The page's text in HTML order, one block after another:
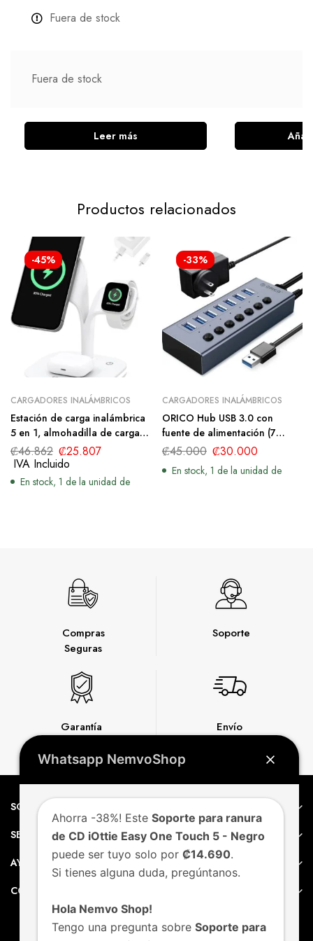
Fuera de stock
Fuera de stock
Leer más
Productos relacionados
-45%
CARGADORES INALÁMBRICOS
Estación de carga inalámbrica
5 en 1, almohadilla de carga
rápida de 15 W para Apple
iWatch AirPods iPhone y Qi &
MagSafe compatible con
múltiples dispositivos,
₡46.862 ₡25.807
IVA Incluido
En stock, 1 de la unidad de
-33%
CARGADORES INALÁMBRICOS
ORICO Hub USB 3.0 con
fuente de alimentación (7
puertos, gris)
₡45.000 ₡30.000
En stock, 1 de la unidad de
Garantía
Compras
Seguras
Envío
Soporte
SOBRE NEMVO
SERVICIO AL CLIENTE
AYUDA
CONTACTO
Whatsapp NemvoShop
Ahorra -38%! Este Soporte para ranura
de CD iOttie Easy One Touch 5 - Negro
puede ser tuyo solo por ₡14.690.
Si tienes alguna duda, pregúntanos.
Hola Nemvo Shop!
Tengo una pregunta sobre Soporte para